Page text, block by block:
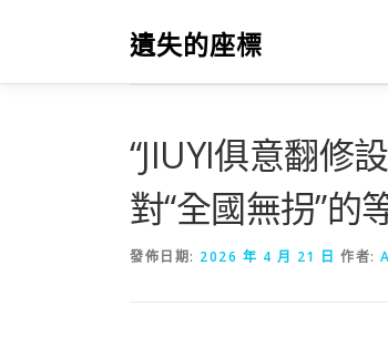
要
遺失的座標
“JIUYI俱意翻修
對“全國無拐”的
發佈日期: 2026 年 4 月 21 日 作者: